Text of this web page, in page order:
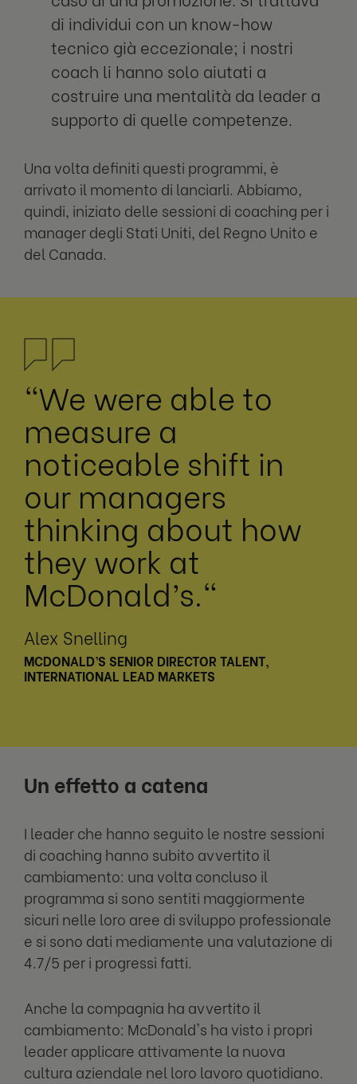
di individui con un know-how
tecnico già eccezionale; i nostri
coach li hanno solo aiutati a
costruire una mentalità da leader a
supporto di quelle competenze.
Una volta definiti questi programmi, è
arrivato il momento di lanciarli. Abbiamo,
quindi, iniziato delle sessioni di coaching per i
manager degli Stati Uniti, del Regno Unito e
del Canada.
"We were able to
measure a
noticeable shift in
our managers
thinking about how
they work at
McDonald’s."
Alex Snelling
MCDONALD’S SENIOR DIRECTOR TALENT,
INTERNATIONAL LEAD MARKETS
Un effetto a catena
I leader che hanno seguito le nostre sessioni
di coaching hanno subito avvertito il
cambiamento: una volta concluso il
programma si sono sentiti maggiormente
sicuri nelle loro aree di sviluppo professionale
e si sono dati mediamente una valutazione di
4.7/5 per i progressi fatti.
Anche la compagnia ha avvertito il
cambiamento: McDonald's ha visto i propri
leader applicare attivamente la nuova
cultura aziendale nel loro lavoro quotidiano.